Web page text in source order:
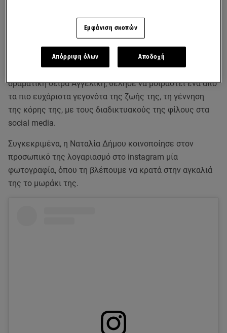
Τρισευτυχισμένη είναι ηΝαταλία Δήμου
λίγες μέρες έγινε μαμά για πρώτη φορά.
Η γνωστή ηθοποιός που αγαπήθηκε μέσα από τη
δραματική σειρά Αγγελική, θέλησε να μοιραστεί ένα από
τα πιο ευχάριστα γεγονότα της ζωής της, τη γέννηση
της κόρης της, με τους διαδικτυακούς της φίλους στα
social media.
Συγκεκριμένα, η Ναταλία Δήμου κοινοποίησε στον
προσωπικό της λογαριασμό στο instagram μία
φωτογραφία, όπου τη βλέπουμε να κρατά στην αγκαλιά
της το μωράκι της.
Εμφάνιση σκοπών
Απόρριψη όλων Αποδοχή